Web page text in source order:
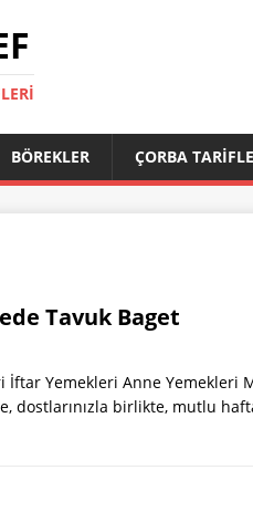
BÖREKLER ÇORBA
Tavuk Baget
İftar Yemekleri Anne Yemekleri
dostlarınızla birlikte, mutlu